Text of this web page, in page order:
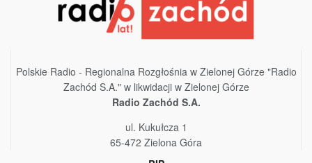
Polskie Radio - Regionalna Rozgłośnia w Zielonej Górze "Radio
Zachód S.A." w likwidacji w Zielonej Górze
Radio Zachód S.A.
ul. Kukułcza 1
65-472 Zielona Góra